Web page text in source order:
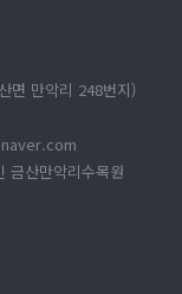
면 만악리 248번지)
산만악리수목원